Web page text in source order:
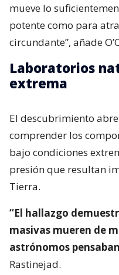
mueve lo
potente como para
circundante”, añade
Laboratorios
extrema
El descubrimiento
comprender los
bajo condiciones
presión que resultan
Tierra.
“El hallazgo
masivas mueren de
astrónomos
Rastinejad.